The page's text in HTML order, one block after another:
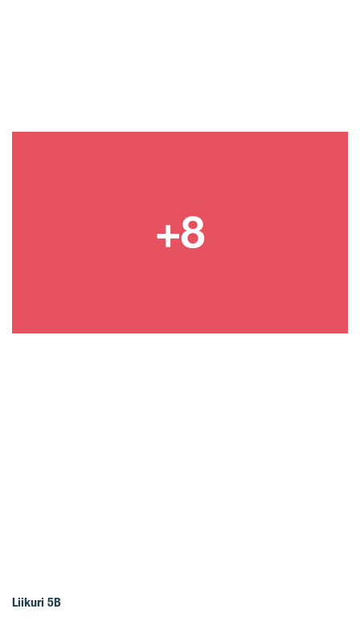
Liikuri 5B